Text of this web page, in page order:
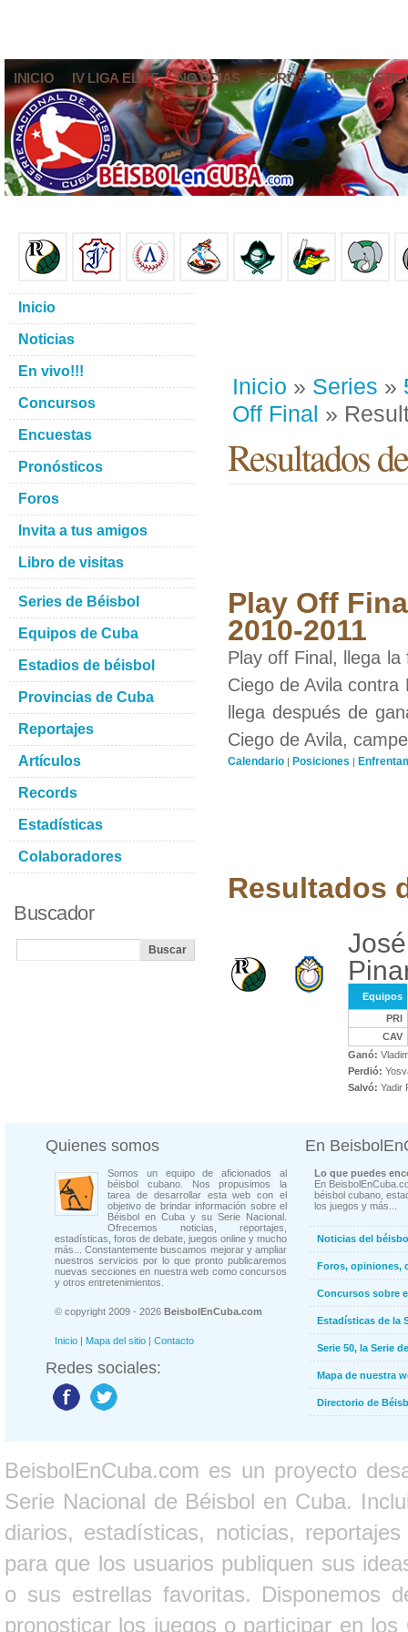
INICIO IV LIGA ELITE NOTICIAS FOROS
Inicio » Series »
Off Final »
Resultados
Play Off
2010-2011
Play off Final, llega
Ciego de Avila
llega después de
Ciego de Avila,
Calendario | Posiciones |
Resultados
Equipos
PRI
CAV
Ganó:
Perdió:
Salvó: Yadir
Inicio
Noticias
En vivo!!!
Concursos
Encuestas
Pronósticos
Foros
Invita a tus amigos
Libro de visitas
Series de Béisbol
Equipos de Cuba
Estadios de béisbol
Provincias de Cuba
Reportajes
Artículos
Records
Estadísticas
Colaboradores
Buscador
Quienes somos
Somos un equipo de aficionados al
béisbol cubano. Nos propusimos la
tarea de desarrollar esta web con el
objetivo de brindar información sobre el
Béisbol en Cuba y su Serie Nacional.
Ofrecemos noticias, reportajes,
estadísticas, foros de debate, juegos online y mucho
más... Constantemente buscamos mejorar y ampliar
nuestros servicios por lo que pronto publicaremos
nuevas secciones en nuestra web como concursos
y otros entretenimientos.
© copyright 2009 - 2026 BeisbolEnCuba.com
Inicio | Mapa del sitio | Contacto
Redes sociales:
En
Lo que puedes
En
béisbol cubano,
los juegos y más...
Noticias del
Foros, opiniones,
Concursos sobre
Estadísticas de la
Serie 50, la Serie
Mapa de nuestra
Directorio de
BeisbolEnCuba.com es un proyecto
Serie Nacional de Béisbol en Cuba.
diarios, estadísticas, noticias,
para que los usuarios publiquen sus
o sus estrellas favoritas. Disponemos
pronosticar los juegos o participar en